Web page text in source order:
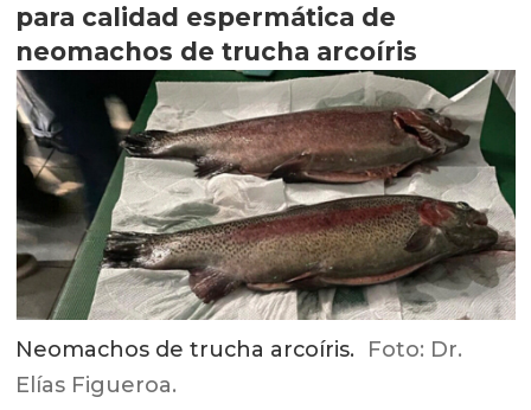
para calidad espermática de
neomachos de trucha arcoíris
Neomachos de trucha arcoíris. Foto: Dr.
Elías Figueroa.